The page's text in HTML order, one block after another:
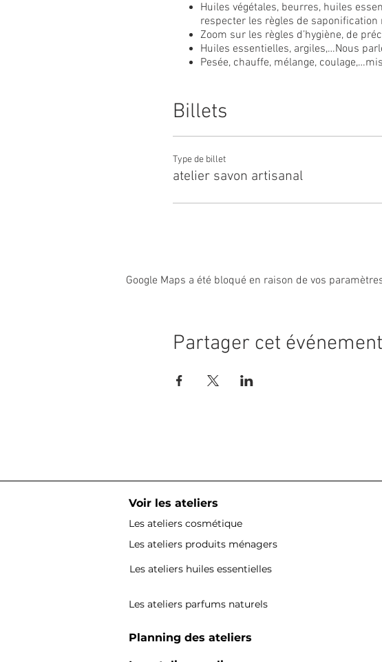
Huiles végétales, beurres, huiles
respecter les règles de saponification
Zoom sur les règles d’hygiène, de
Huiles essentielles, argiles,…Nous
Pesée, chauffe, mélange,
Tout est fourni, venez simplement avec
50€/pers 2H30
Billets
Type de billet
atelier savon artisanal
Google Maps a été bloqué en raison de vos
Partager cet événement
Voir les ateliers
Les ateliers cosmétique
Les ateliers produits ménagers
Les ateliers huiles essentielles
Les ateliers parfums naturels
Planning des ateliers